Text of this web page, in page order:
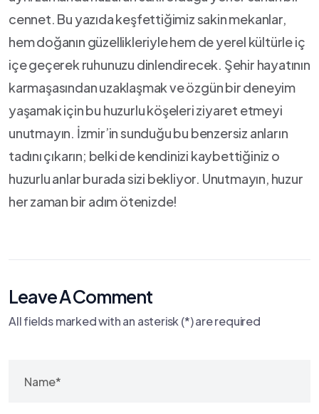
cennet.​ Bu yazıda keşfettiğimiz sakin ‍mekanlar,
hem doğanın güzellikleriyle hem de yerel ⁤kültürle iç
içe geçerek ruhunuzu dinlendirecek. Şehir hayatının
karmaşasından uzaklaşmak ve özgün bir deneyim
yaşamak için bu huzurlu köşeleri ziyaret etmeyi
unutmayın. İzmir’in sunduğu bu benzersiz anların
tadını ⁣çıkarın; belki ‍de ​kendinizi kaybettiğiniz o
huzurlu anlar ​burada sizi ​bekliyor. Unutmayın, huzur
her ⁢zaman bir adım ötenizde!
Leave A Comment
All fields marked with an asterisk (*) are required